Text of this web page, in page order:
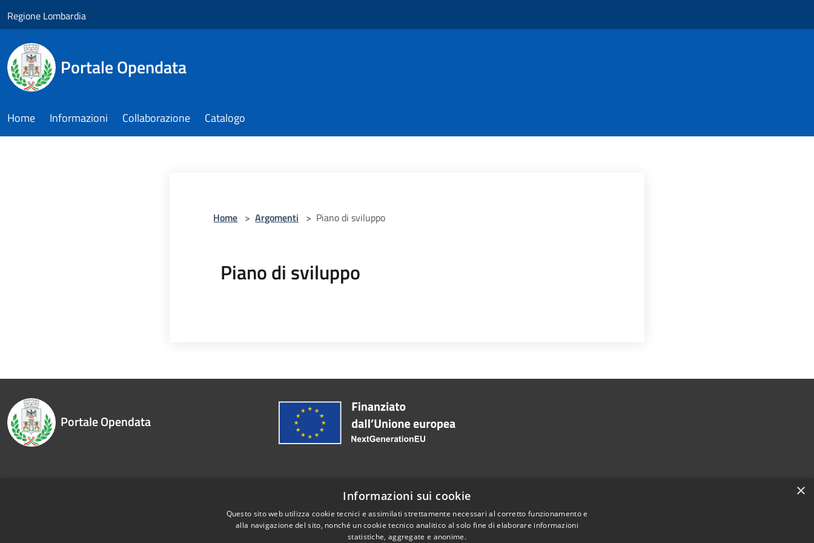
Regione Lombardia
Portale Opendata
Home Informazioni Collaborazione Catalogo
Home > Argomenti > Piano di sviluppo
Piano di sviluppo
Portale Opendata
Telefono:0363 3171
×
Informazioni sui cookie
Questo sito web utilizza cookie tecnici e assimilati strettamente necessari al corretto funzionamento e
alla navigazione del sito, nonché un cookie tecnico analitico al solo fine di elaborare informazioni
statistiche, aggregate e anonime.